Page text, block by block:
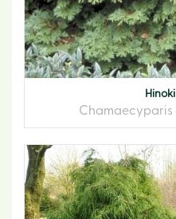
Chamaecyparis